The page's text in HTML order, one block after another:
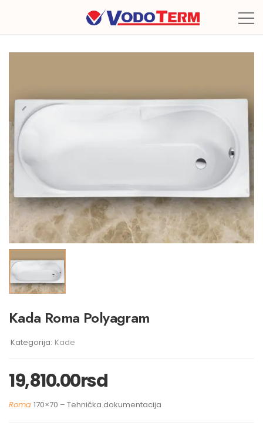
Kada Roma Polyagram
Kategorija: Kade
19,810.00rsd
Roma 170×70 – Tehnička dokumentacija